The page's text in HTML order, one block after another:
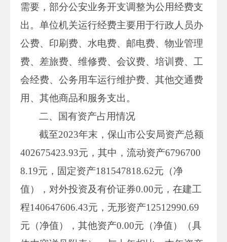
需要，部分公安业务开支调整为公用经费支
出。单位机关运行经费主要用于行政人员办
公费、印刷费、水电费、邮电费、物业管理
费、差旅费、维修费、会议费、培训费、工
会经费、公务用车运行维护费、其他交通费
用、其他商品和服务支出。
二、国有资产占用情况
截至2023年末，保山市公安局资产总额
402675423.93元，其中，流动资产6796700
8.19元，固定资产181547818.62元（净
值），对外投资及有价证券0.00元，在建工
程140647606.43元，无形资产12512990.69
元（净值），其他资产0.00元（净值）（具